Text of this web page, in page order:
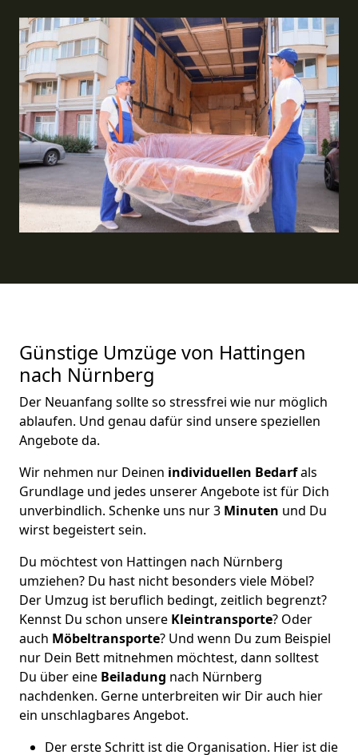
Günstige Umzüge von Hattingen
nach Nürnberg
Der Neuanfang sollte so stressfrei wie nur möglich
ablaufen. Und genau dafür sind unsere speziellen
Angebote da.
Wir nehmen nur Deinen individuellen Bedarfals
Grundlage und jedes unserer Angebote ist für Dich
unverbindlich. Schenke uns nur 3 Minuten und Du
wirst begeistert sein.
Du möchtest von Hattingen nach Nürnberg
umziehen? Du hast nicht besonders viele Möbel?
Der Umzug ist beruflich bedingt, zeitlich begrenzt?
Kennst Du schon unsere Kleintransporte? Oder
auch Möbeltransporte? Und wenn Du zum Beispiel
nur Dein Bett mitnehmen möchtest, dann solltest
Du über eine Beiladung nach Nürnberg
nachdenken. Gerne unterbreiten wir Dir auch hier
ein unschlagbares Angebot.
Der erste Schritt ist die Organisation. Hier ist die